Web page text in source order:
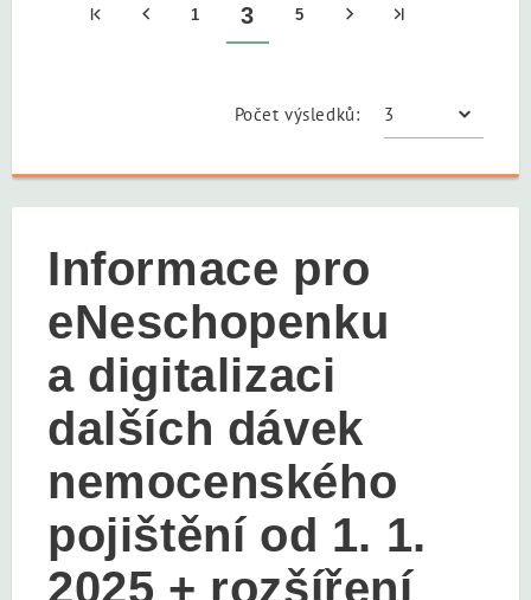
1 3 5
Počet výsledků:
Informace pro
eNeschopenku
a digitalizaci
dalších dávek
nemocenského
pojištění od 1. 1.
2025 + rozšíření